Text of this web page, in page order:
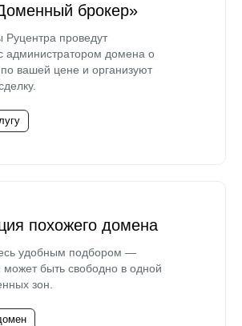
брокер»
Руцентра проведут
администратором домена о
вашей цене и организуют
похожего домена
удобным подбором —
быть свободно в одной
зон.